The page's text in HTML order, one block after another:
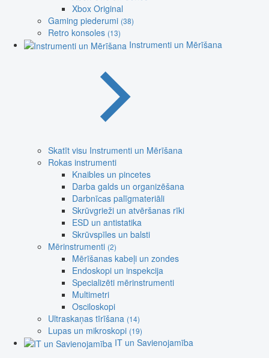
Xbox Original
Gaming piederumi (38)
Retro konsoles (13)
Instrumenti un Mērīšana
Skatīt visu Instrumenti un Mērīšana
Rokas instrumenti
Knaibles un pincetes
Darba galds un organizēšana
Darbnīcas palīgmateriāli
Skrūvgrieži un atvēršanas rīki
ESD un antistatika
Skrūvspīles un balsti
Mērinstrumenti (2)
Mērīšanas kabeļi un zondes
Endoskopi un inspekcija
Specializēti mērinstrumenti
Multimetri
Osciloskopi
Ultraskaņas tīrīšana (14)
Lupas un mikroskopi (19)
IT un Savienojamība